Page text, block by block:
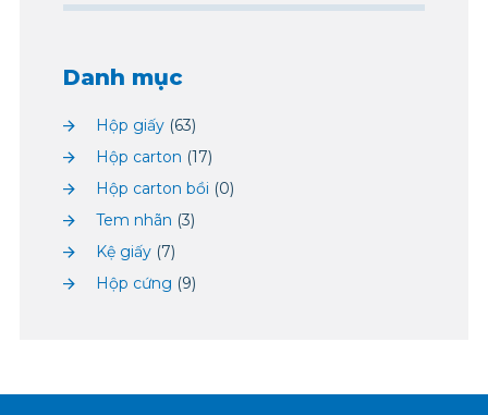
Danh mục
Hộp giấy (63)
Hộp carton (17)
Hộp carton bồi (0)
Tem nhãn (3)
Kệ giấy (7)
Hộp cứng (9)